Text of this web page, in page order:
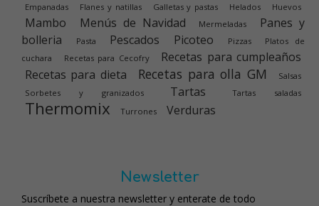
Empanadas Flanes y natillas Galletas y pastas Helados Huevos
Mambo Menús de Navidad Mermeladas
Panes y
bolleria
Pasta Pescados Picoteo Pizzas
Platos de
cuchara
Recetas para Cecofry
Recetas para cumpleaños
Recetas para dieta
Recetas para olla GM
Salsas
Sorbetes y granizados
Tartas Tartas saladas
Thermomix Turrones Verduras
Newsletter
Suscríbete a nuestra newsletter y enterate de todo